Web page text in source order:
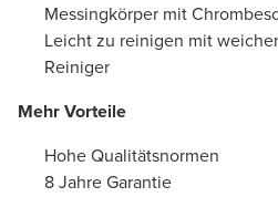
Messingkörper mit
Leicht zu reinigen mit
Reiniger
Mehr Vorteile
Hohe Qualitätsnormen
8 Jahre Garantie